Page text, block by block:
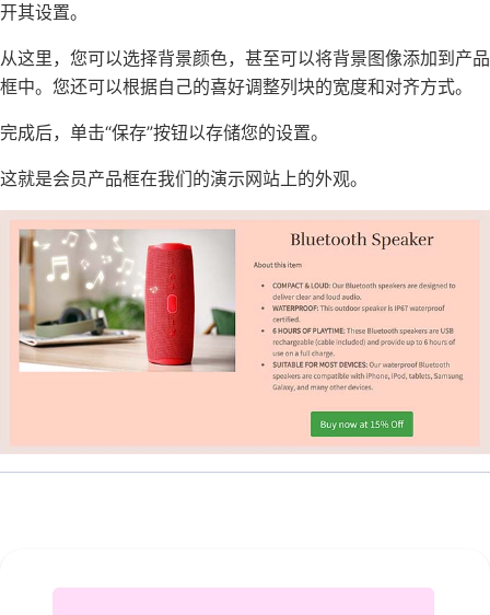
开其设置。
从这里，您可以选择背景颜色，甚至可以将背景图像添加到产品
框中。您还可以根据自己的喜好调整列块的宽度和对齐方式。
完成后，单击“保存”按钮以存储您的设置。
这就是会员产品框在我们的演示网站上的外观。